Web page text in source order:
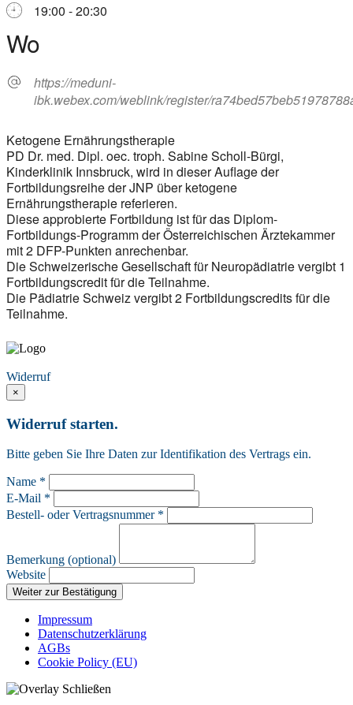
19:00 - 20:30
Wo
https://meduni-
ibk.webex.com/weblink/register/
Ketogene Ernährungstherapie
PD Dr. med. Dipl. oec. troph. Sabine Scholl-Bürgi,
Kinderklinik Innsbruck, wird in dieser Auflage der
Fortbildungsreihe der JNP über ketogene
Ernährungstherapie referieren.
Diese approbierte Fortbildung ist für das Diplom-
Fortbildungs-Programm der Österreichischen Ärztekammer
mit 2 DFP-Punkten anrechenbar.
Die Schweizerische Gesellschaft für Neuropädiatrie vergibt 1
Fortbildungscredit für die Teilnahme.
Die Pädiatrie Schweiz vergibt 2 Fortbildungscredits für die
Teilnahme.
Widerruf
×
Widerruf starten.
Bitte geben Sie Ihre Daten zur Identifikation des Vertrags ein.
Name *
E-Mail *
Bestell- oder Vertragsnummer *
Bemerkung (optional)
Website
Weiter zur Bestätigung
Impressum
Datenschutzerklärung
AGBs
Cookie Policy (EU)